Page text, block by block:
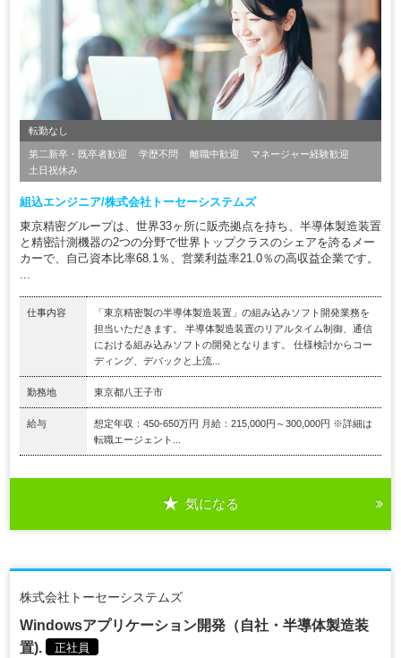
転勤なし
第二新卒・既卒者歓迎 学歴不問 離職中歓迎
マネージャー経験歓迎
土日祝休み
組込エンジニア/株式会社トーセーシステムズ
東京精密グループは、世界33ヶ所に販売拠点を持ち、半導体製造装置
と精密計測機器の2つの分野で世界トップクラスのシェアを誇るメー
カーで、自己資本比率68.1％、営業利益率21.0％の高収益企業です。
仕事内容
「東京精密製の半導体製造装置」の組み込みソフト開発業務を
担当いただきます。 半導体製造装置のリアルタイム制御、通信
における組み込みソフトの開発となります。 仕様検討からコー
ディング、デバックと上流...
勤務地 東京都八王子市
給与
想定年収：450-650万円 月給：215,000円～300,000円 ※詳細は
転職エージェント...
気になる
株式会社トーセーシステムズ
Windowsアプリケーション開発（自社・半導体製造装
置).
正社員